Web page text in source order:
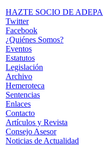
HAZTE SOCIO DE ADEPA
Twitter
Facebook
¿Quiénes Somos?
Eventos
Estatutos
Legislación
Archivo
Hemeroteca
Sentencias
Enlaces
Contacto
Artículos y Revista
Consejo Asesor
Noticias de Actualidad